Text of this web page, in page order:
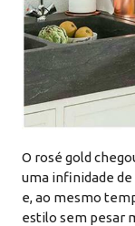
O rosé gold
uma infinidade
e, ao mesmo
estilo sem pesar